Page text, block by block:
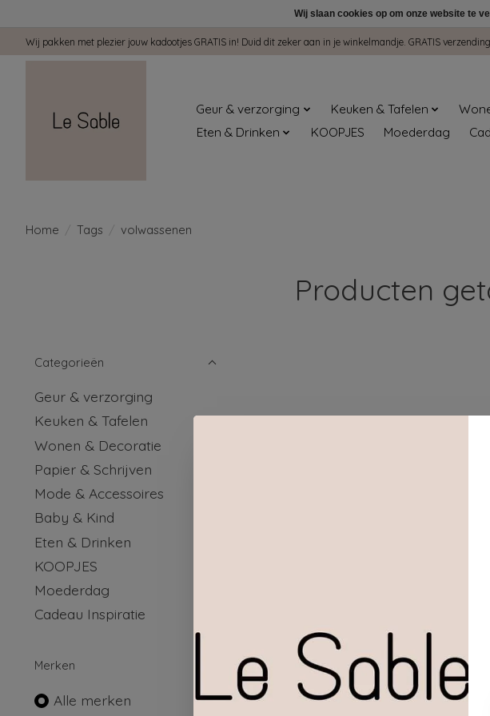
Wij pakken met plezier jouw kadootjes GRATIS in! Duid dit zeker aan in je winkelmandje. GRATIS
Geur & verzorging Keuken & Tafelen
Eten & Drinken
KOOPJES Moederdag
Home / Tags / volwassenen
Producten
Categorieën
Geur & verzorging
Keuken & Tafelen
Wonen & Decoratie
Papier & Schrijven
Mode & Accessoires
Baby & Kind
Eten & Drinken
KOOPJES
Moederdag
Cadeau Inspiratie
Merken
Alle merken
KLEIR T-SHIRT KZENTMUUG
maat L
€29,50
Wij slaan cookies op om onze website te